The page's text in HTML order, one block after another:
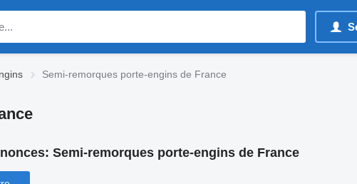
Semi-remorques porte-engins de France
Semi-remorques porte-engins de France